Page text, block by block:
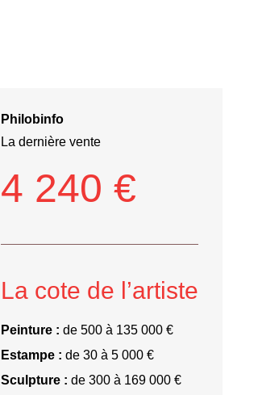
Philobinfo
La dernière vente
4 240 €
La cote de l’artiste
Peinture : de 500 à 135 000 €
Estampe : de 30 à 5 000 €
Sculpture : de 300 à 169 000 €